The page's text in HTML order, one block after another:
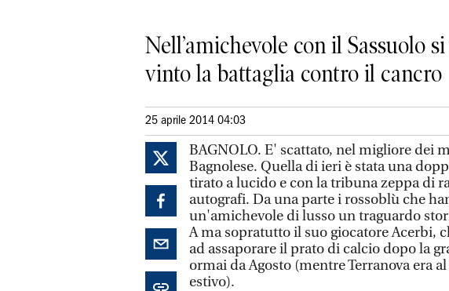
Nell’amichevole con il Sassuolo
vinto la battaglia contro il cancro
25 aprile 2014 04:03
BAGNOLO. E' scattato, nel migliore dei
Bagnolese. Quella di ieri è stata una
tirato a lucido e con la tribuna zeppa di
autografi. Da una parte i rossoblù che
un'amichevole di lusso un traguardo
A ma sopratutto il suo giocatore Acerbi,
ad assaporare il prato di calcio dopo la
ormai da Agosto (mentre Terranova era
estivo).